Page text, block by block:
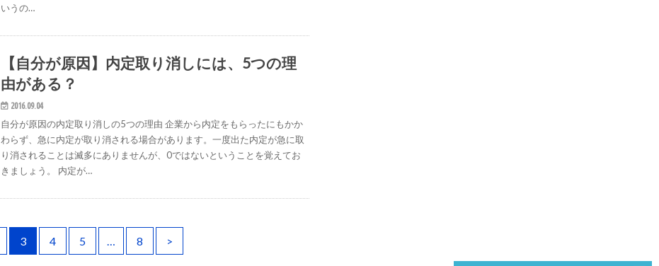
いうの…
【自分が原因】内定取り消しには、5つの理
由がある？
2016.09.04
自分が原因の内定取り消しの5つの理由 企業から内定をもらったにもかか
わらず、急に内定が取り消される場合があります。一度出た内定が急に取
り消されることは滅多にありませんが、0ではないということを覚えてお
きましょう。 内定が…
3 4 5 8 >